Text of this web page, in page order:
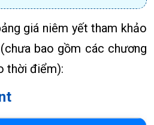
giá niêm yết tham khảo
bao gồm các chương
thời điểm):